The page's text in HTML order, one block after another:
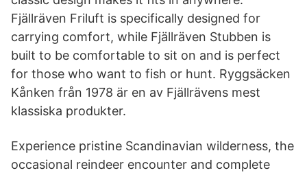
Fjällräven Friluft is specifically designed for
carrying comfort, while Fjällräven Stubben is
built to be comfortable to sit on and is perfect
for those who want to fish or hunt. Ryggsäcken
Kånken från 1978 är en av Fjällrävens mest
klassiska produkter.
Experience pristine Scandinavian wilderness, the
occasional reindeer encounter and complete